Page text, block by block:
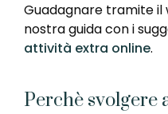
Guadagnare tramite il
nostra guida con i
attività extra online.
Perchè